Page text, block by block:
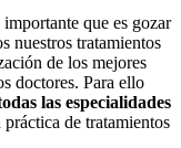
importante que es gozar
nuestros tratamientos
de los mejores
doctores. Para ello
las especialidades
de tratamientos